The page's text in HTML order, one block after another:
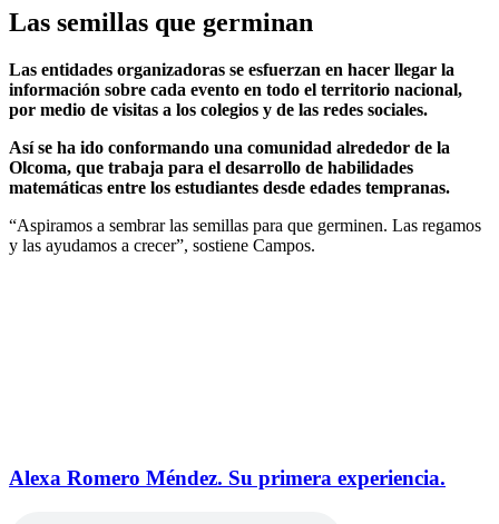
Las semillas que germinan
Las entidades organizadoras se esfuerzan en hacer llegar la
información sobre cada evento en todo el territorio nacional,
por medio de visitas a los colegios y de las redes sociales.
Así se ha ido conformando una comunidad alrededor de la
Olcoma, que trabaja para el desarrollo de habilidades
matemáticas entre los estudiantes desde edades tempranas.
“Aspiramos a sembrar las semillas para que germinen. Las regamos
y las ayudamos a crecer”, sostiene Campos.
Alexa Romero Méndez. Su primera experiencia.